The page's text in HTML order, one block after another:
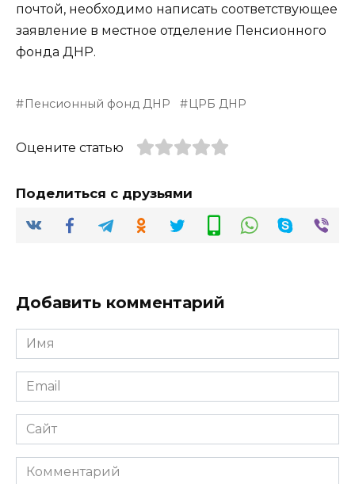
почтой, необходимо написать соответствующее
заявление в местное отделение Пенсионного
фонда ДНР.
Пенсионный фонд ДНР ЦРБ ДНР
Оцените статью
Поделиться с друзьями
Добавить комментарий
Имя
*
Email
*
Сайт
Комментарий